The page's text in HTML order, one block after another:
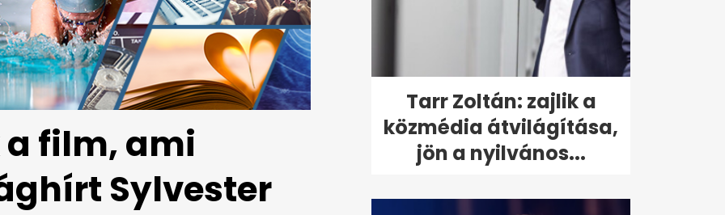
a film, ami
Sylvester
Tarr Zoltán: zajlik a
közmédia átvilágítása,
jön a nyilvános...